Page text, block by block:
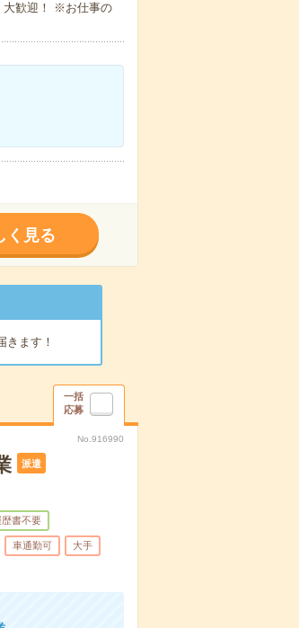
大歓迎！ ※お仕事の
く見る
きます！
一括
応募
No.916990
派遣
歴書不要
車通勤可 大手